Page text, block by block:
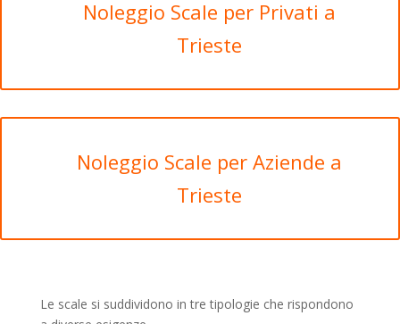
Noleggio Scale per Privati a
Trieste
Noleggio Scale per Aziende a
Trieste
Le scale si suddividono in tre tipologie che rispondono